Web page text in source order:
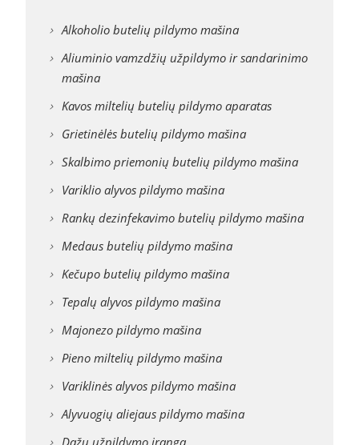
Alkoholio butelių pildymo mašina
Aliuminio vamzdžių užpildymo ir sandarinimo
mašina
Kavos miltelių butelių pildymo aparatas
Grietinėlės butelių pildymo mašina
Skalbimo priemonių butelių pildymo mašina
Variklio alyvos pildymo mašina
Rankų dezinfekavimo butelių pildymo mašina
Medaus butelių pildymo mašina
Kečupo butelių pildymo mašina
Tepalų alyvos pildymo mašina
Majonezo pildymo mašina
Pieno miltelių pildymo mašina
Variklinės alyvos pildymo mašina
Alyvuogių aliejaus pildymo mašina
Dažų užpildymo įranga